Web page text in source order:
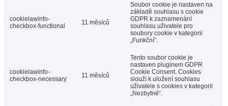
cookielawinfo-
checkbox-functional
11 měsíců
Soubor cookie je nastaven na
základě souhlasu s cookie
GDPR k zaznamenání
souhlasu uživatele pro
soubory cookie v kategorii
„Funkční“.
cookielawinfo-
checkbox-necessary
11 měsíců
Tento soubor cookie je
nastaven pluginem GDPR
Cookie Consent. Cookies
slouží k uložení souhlasu
uživatele s cookies v kategorii
„Nezbytné“.